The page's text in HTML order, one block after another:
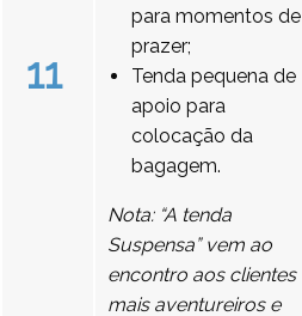
11
para momentos de
prazer;
Tenda pequena de
apoio para
colocação da
bagagem.
Nota: “A tenda
Suspensa” vem ao
encontro aos clientes
mais aventureiros e